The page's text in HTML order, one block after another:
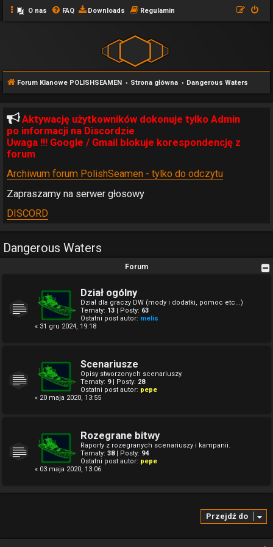
O nas FAQ Downloads Regulamin
Forum Klanowe POLISHSEAMEN Strona główna Dangerous Waters
Aktywację użytkowników dokonuje tylko Admin
po informacji na Discordzie
Uwaga !!! Google / Gmail blokuje korespondencję z
forum
Archiwum forum PolishSeamen - tylko do odczytu
Zapraszamy na serwer głosowy
DISCORD
Dangerous Waters
Forum
Dział ogólny
Dział dla graczy DW (mody i dodatki, pomoc etc...)
Tematy: 13 | Posty: 63
Ostatni post autor: melis
« 31 gru 2024, 19:18
Scenariusze
Opisy stworzonych scenariuszy.
Tematy: 9| Posty: 28
Ostatni post autor: pepe
« 20 maja 2020, 13:55
Rozegrane bitwy
Raporty z rozegranych scenariuszy i kampanii.
Tematy: 38| Posty: 94
Ostatni post autor: pepe
« 03 maja 2020, 13:06
Przejdź do